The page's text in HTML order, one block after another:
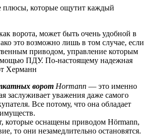
которые ощутит каждый
ворота, может быть очень удобной в
это возможно лишь в том случае, если
приводом, управление которым
ПДУ. По-настоящему надежная
Херманн
ворот Hormann — это именно
заслуживает уважения даже самого
Все потому, что она обладает
которые оснащены приводом Hörmann,
то они незамедлительно остановятся.